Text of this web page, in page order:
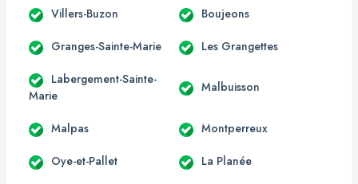
Villers-Buzon Boujeons
Granges-Sainte-Marie Les Grangettes
Labergement-Sainte-
Marie
Malbuisson
Malpas Montperreux
Oye-et-Pallet La Planée